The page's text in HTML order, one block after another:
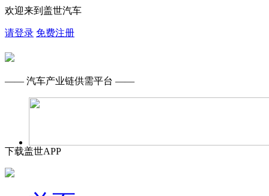
欢迎来到盖世汽车
请登录 免费注册
—— 汽车产业链供需平台 ——
下载盖世APP